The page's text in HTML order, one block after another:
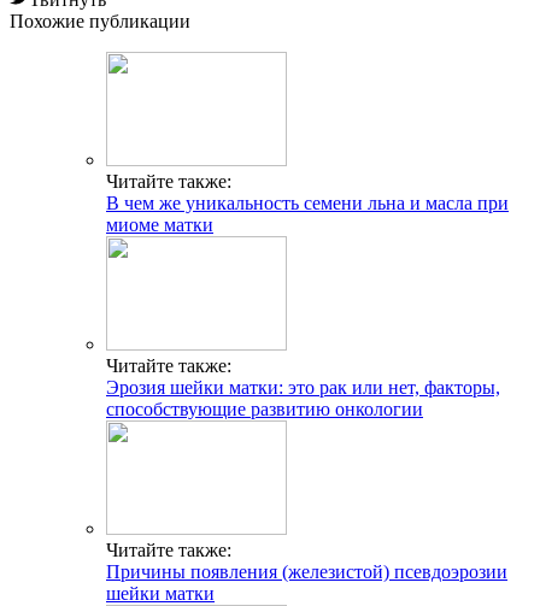
Похожие публикации
Читайте также:
В чем же уникальность семени льна и масла при
миоме матки
Читайте также:
Эрозия шейки матки: это рак или нет, факторы,
способствующие развитию онкологии
Читайте также:
Причины появления (железистой) псевдоэрозии
шейки матки